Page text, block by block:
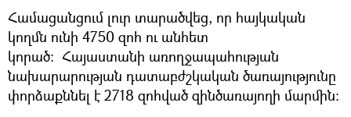
Համացանցում լուր տարածվեց, որ հայկական
կողմն ունի 4750 զոհ ու անհետ
կորած։ Հայաստանի առողջապահության
նախարարության դատաբժշկական ծառայությունը
փորձաքննել է 2718 զոհված զինծառայողի մարմին: